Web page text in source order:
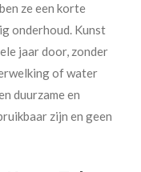
ze een korte
onderhoud. Kunst
jaar door, zonder
of water
duurzame en
zijn en geen